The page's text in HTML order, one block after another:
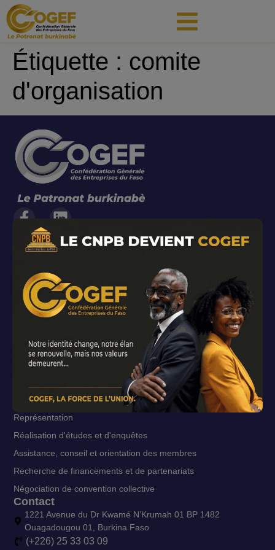
principal
Étiquette : comite
d'organisation
Liens utiles
Actualités
Le mot du Président
Adhésion
Projets
Patronat infos
Mutuelle du Patronat
Services
Formations
Représentation
Réalisation d'études et d'enquêtes
Assistance, conseil et orientation des membres
Recherche de financements et de partenariats
Négociation de convention collective
Contact
1221 Avenue du Dr Kwamé N’Krumah 01 BP 1482
Ouagadougou 01, Burkina Faso
(+226) 25 33 03 09